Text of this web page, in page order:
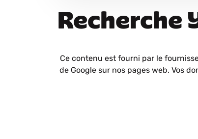
Recherche
Ce contenu est fourni par le
de Google sur nos pages web. Vos